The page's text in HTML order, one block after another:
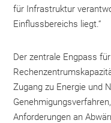
für Infrastruktur
Einflussbereichs liegt.“
Der zentrale Engpass
Zugang zu Energie und
Anforderungen an